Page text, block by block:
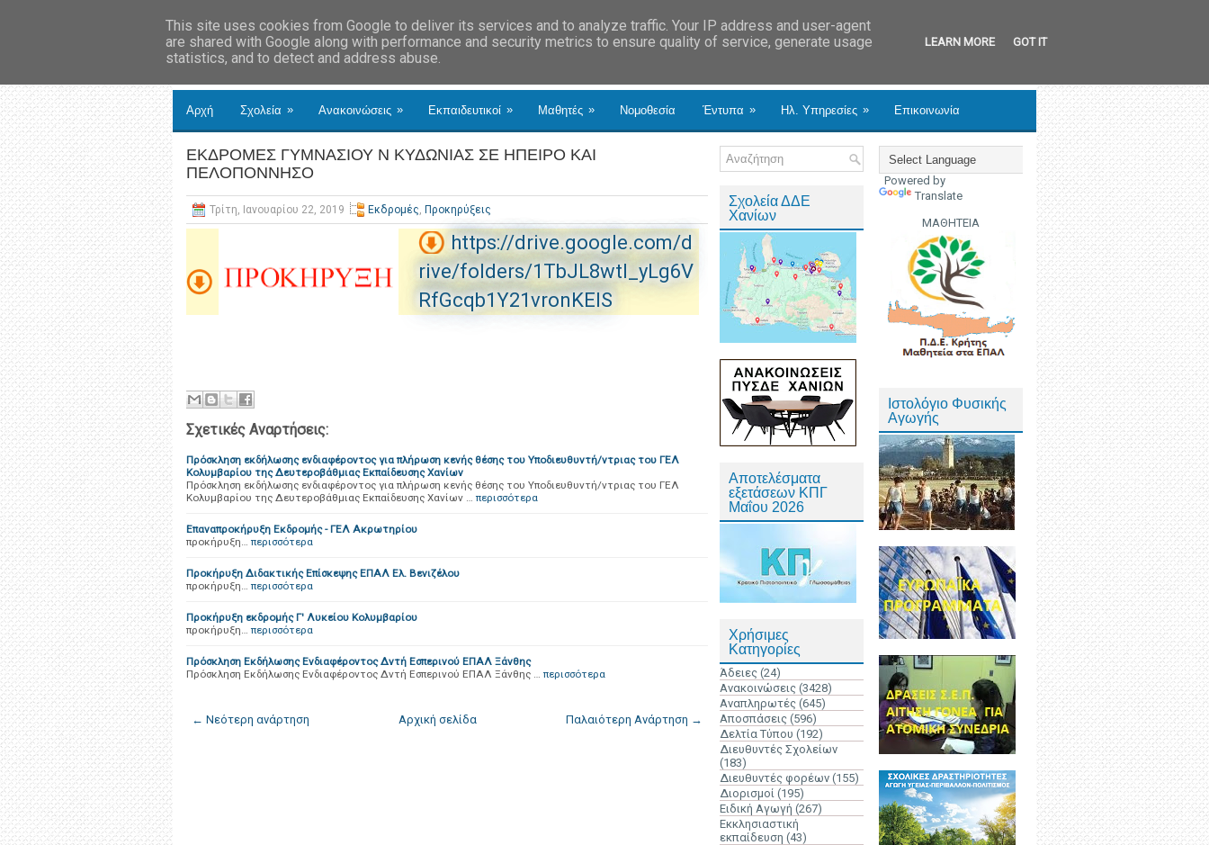
Αρχή Σχολεία » Ανακοινώσεις » Εκπαιδευτικοί » Μαθητές » Νομοθεσία Έντυπα » Ηλ. Υπηρεσίες » Επικοινωνία
ΕΚΔΡΟΜΕΣ ΓΥΜΝΑΣΙΟΥ Ν ΚΥΔΩΝΙΑΣ ΣΕ ΗΠΕΙΡΟ ΚΑΙ
ΠΕΛΟΠΟΝΝΗΣΟ
Τρίτη, Ιανουαρίου 22, 2019 Εκδρομές, Προκηρύξεις
https://drive.google.com/d
rive/folders/1TbJL8wtl_yLg6V
RfGcqb1Y21vronKEIS
Σχετικές Αναρτήσεις:
Πρόσκληση εκδήλωσης ενδιαφέροντος για πλήρωση κενής θέσης του Υποδιευθυντή/ντριας του ΓΕΛ
Κολυμβαρίου της Δευτεροβάθμιας Εκπαίδευσης Χανίων
Πρόσκληση εκδήλωσης ενδιαφέροντος για πλήρωση κενής θέσης του Υποδιευθυντή/ντριας του ΓΕΛ
Κολυμβαρίου της Δευτεροβάθμιας Εκπαίδευσης Χανίων … περισσότερα
Επαναπροκήρυξη Εκδρομής - ΓΕΛ Ακρωτηρίου
προκήρυξη… περισσότερα
Προκήρυξη Διδακτικής Επίσκεψης ΕΠΑΛ Ελ. Βενιζέλου
προκήρυξη… περισσότερα
Προκήρυξη εκδρομής Γ' Λυκείου Κολυμβαρίου
προκήρυξη… περισσότερα
Πρόσκληση Εκδήλωσης Ενδιαφέροντος Δντή Εσπερινού ΕΠΑΛ Ξάνθης
Πρόσκληση Εκδήλωσης Ενδιαφέροντος Δντή Εσπερινού ΕΠΑΛ Ξάνθης … περισσότερα
← Νεότερη ανάρτηση Παλαιότερη Ανάρτηση →
Αρχική σελίδα
Σχολεία ΔΔΕ
Χανίων
Αποτελέσματα
εξετάσεων ΚΠΓ
Μαΐου 2026
Χρήσιμες
Κατηγορίες
Άδειες (24)
Ανακοινώσεις (3428)
Αναπληρωτές (645)
Αποσπάσεις (596)
Δελτία Τύπου (192)
Διευθυντές Σχολείων
(183)
Διευθυντές φορέων (155)
Διορισμοί (195)
Ειδική Αγωγή (267)
Εκκλησιαστική
εκπαίδευση (43)
Powered by
Translate
ΜΑΘΗΤΕΙΑ
Ιστολόγιο Φυσικής
Αγωγής
This site uses cookies from Google to deliver its services and to analyze traffic. Your IP address and user-agent
are shared with Google along with performance and security metrics to ensure quality of service, generate usage
statistics, and to detect and address abuse.
LEARN MORE GOT IT